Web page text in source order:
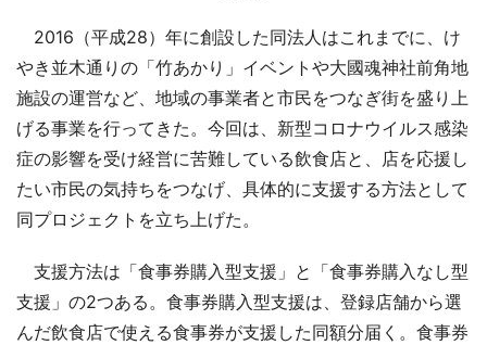
2016（平成28）年に創設した同法人はこれまでに、け
やき並木通りの「竹あかり」イベントや大國魂神社前角地
施設の運営など、地域の事業者と市民をつなぎ街を盛り上
げる事業を行ってきた。今回は、新型コロナウイルス感染
症の影響を受け経営に苦難している飲食店と、店を応援し
たい市民の気持ちをつなげ、具体的に支援する方法として
同プロジェクトを立ち上げた。
支援方法は「食事券購入型支援」と「食事券購入なし型
支援」の2つある。食事券購入型支援は、登録店舗から選
んだ飲食店で使える食事券が支援した同額分届く。食事券